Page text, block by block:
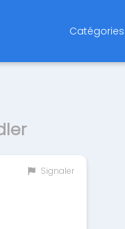
Catégories
Signaler